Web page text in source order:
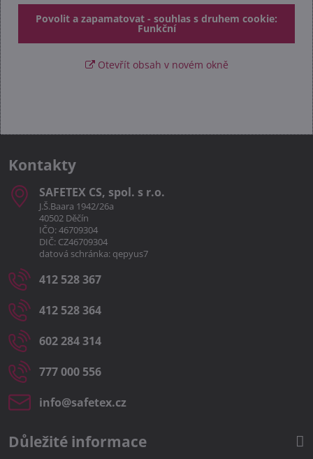
Povolit a zapamatovat - souhlas s druhem cookie:
Funkční
Otevřít obsah v novém okně
Kontakty
SAFETEX CS, spol​. s r​.o​.
J.Š.Baara 1942/26a
40502 Děčín
IČO: 46709304
DIČ: CZ46709304
datová schránka: qepyus7
412 528 367
412 528 364
602 284 314
777 000 556
info​@safetex​.cz
Důležité informace